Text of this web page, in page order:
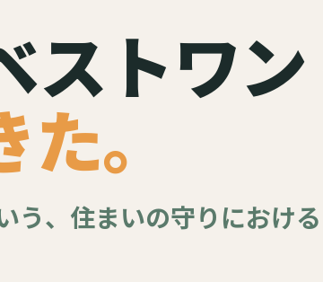
ストワン
。
、住まいの守りにおける